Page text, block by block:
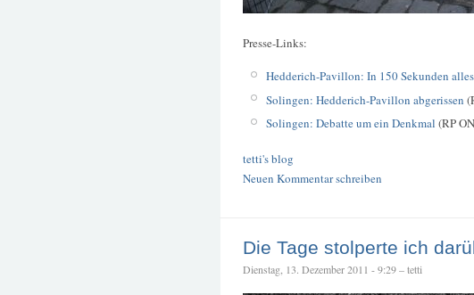
Presse-Links:
Hedderich-Pavillon: In 150 Sekunden
Solingen: Hedderich-Pavillon abgerissen
Solingen: Debatte um ein Denkmal (RP
tetti's blog
Neuen Kommentar schreiben
Die Tage stolperte ich
Dienstag, 13. Dezember 2011 - 9:29 – tetti